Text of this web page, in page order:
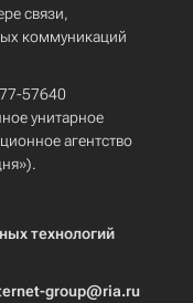
связи,
коммуникаций
57640
унитарное
агентство
технологий
group@ria.ru